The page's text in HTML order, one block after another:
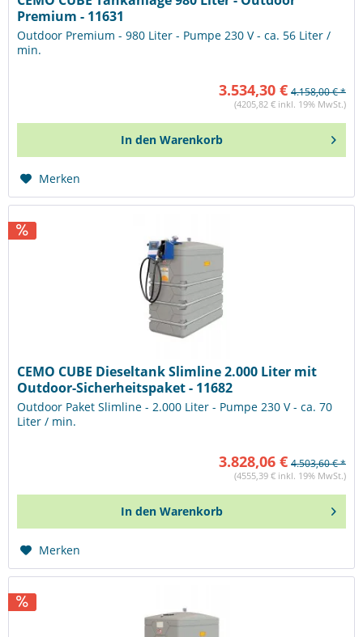
Premium - 11631
Outdoor Premium - 980 Liter - Pumpe 230 V - ca. 56 Liter /
min.
3.534,30 € 4.158,00 € *
(4205,82 € inkl. 19% MwSt.)
In den Warenkorb
Merken
CEMO CUBE Dieseltank Slimline 2.000 Liter mit
Outdoor-Sicherheitspaket - 11682
Outdoor Paket Slimline - 2.000 Liter - Pumpe 230 V - ca. 70
Liter / min.
3.828,06 € 4.503,60 € *
(4555,39 € inkl. 19% MwSt.)
In den Warenkorb
Merken